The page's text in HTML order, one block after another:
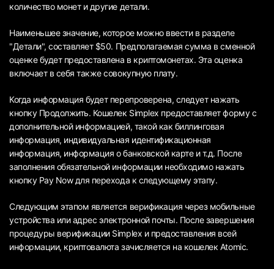
количество монет и другие детали.
Наименьшее значение, которое можно ввести в разделе
"Детали", составляет $50. Предполагаемая сумма в сменной
оценке будет предоставлена в криптомонетах. Эта оценка
включает в себя также совокупную плату.
Когда информация будет перепроверена, следует нажать
кнопку Продолжить. Кошелек Simplex предоставляет форму с
дополнительной информацией, такой как биллинговая
информация, индивидуальная идентификационная
информация, информация о банковской карте и т.д. После
заполнения обязательной информации необходимо нажать
кнопку Pay Now для перехода к следующему этапу.
Следующим этапом является верификация через мобильные
устройства или адрес электронной почты. После завершения
процедуры верификации Simplex и предоставления всей
информации, криптовалюта зачисляется на кошелек Atomic.